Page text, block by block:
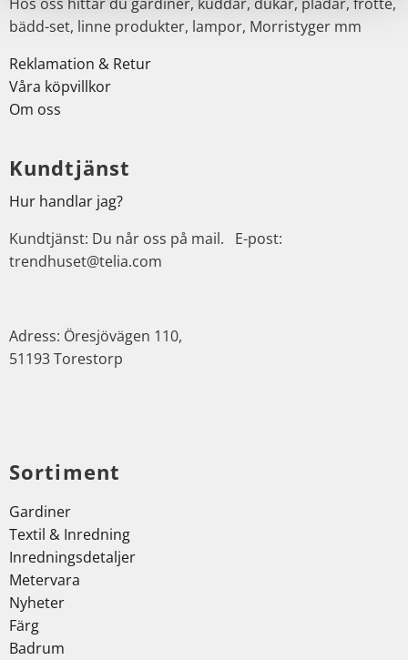
bädd-set, linne produkter, lampor, Morristyger mm
Reklamation & Retur
Våra köpvillkor
Om oss
Kundtjänst
Hur handlar jag?
Kundtjänst: Du når oss på mail. E-post:
trendhuset@telia.com
Adress: Öresjövägen 110,
51193 Torestorp
Sortiment
Gardiner
Textil & Inredning
Inredningsdetaljer
Metervara
Nyheter
Färg
Badrum